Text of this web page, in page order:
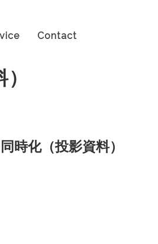
Contact
時化（投影資料）